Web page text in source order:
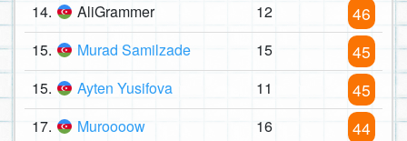
14. AliGrammer 12 46
15. Murad Samilzade 15 45
15. Ayten Yusifova 11 45
17. Muroooow 16 44